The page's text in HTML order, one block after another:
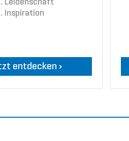
Inspiration
entdecken ›